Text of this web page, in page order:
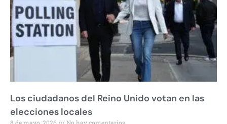
Los ciudadanos del Reino Unido votan en las
elecciones locales